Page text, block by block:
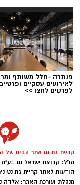
תגים:ופל בלגי
ופל בלגי במילוי
פנתרה -חלל משותף
לאירועים עסקיים
לפרטים לחצו >>
קריית גת נט אתר הבית של
מו"ל: קבוצת ישראל נט בע"מ
הודעות לאתר קריית גת נט
מנהלת ועורכת האתר: אלדה